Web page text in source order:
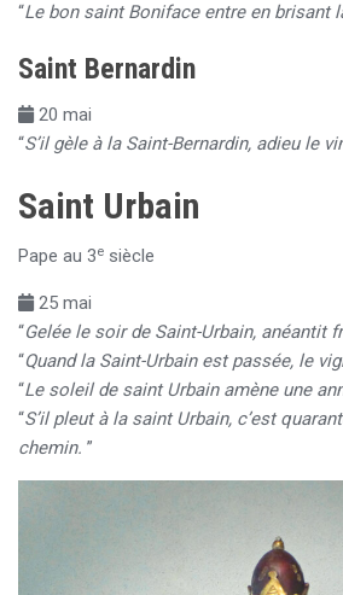
“Le bon saint Boniface entre en brisant
Saint Bernardin
20 mai
“S’il gèle à la Saint-Bernardin, adieu le
Saint Urbain
Pape au 3e siècle
25 mai
“Gelée le soir de Saint-Urbain, anéantit
“Quand la Saint-Urbain est passée, le
“Le soleil de saint Urbain amène une
“S’il pleut à la saint Urbain, c’est
chemin. ”